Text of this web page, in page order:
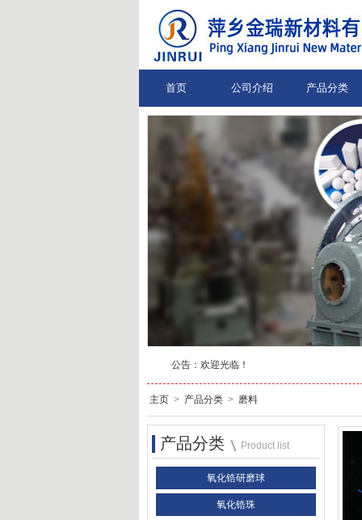
首页 公司介绍 产品分类
公告：
主页 > 产品分类 > 磨料
产品分类 Product list
氧化锆研磨球
氧化锆珠